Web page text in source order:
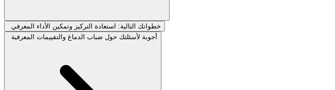
خطواتك التالية: استعادة التركيز وتمكين الأداء المعرفي
أجوبة لأسئلتك حول ضباب الدماغ والتقييمات المعرفية